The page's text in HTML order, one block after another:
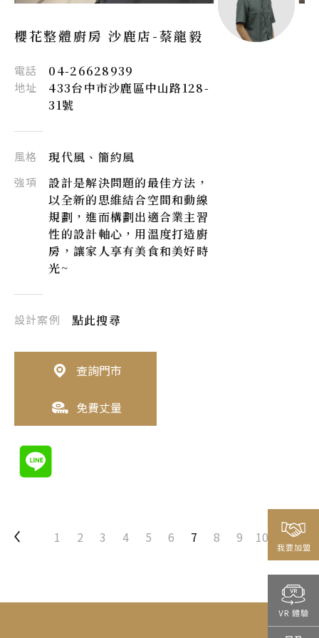
櫻花整體廚房 沙鹿店-蔡龍毅
電話 04-26628939
地址
433台中市沙鹿區中山路128-
31號
風格 現代風、簡約風
強項
設計是解決問題的最佳方法，
以全新的思維結合空間和動線
規劃，進而構劃出適合業主習
性的設計軸心，用溫度打造廚
房，讓家人享有美食和美好時
光~
設計案例 點此搜尋
查詢門市
免費丈量
1 2 3 4 5 6 7 8 9 10